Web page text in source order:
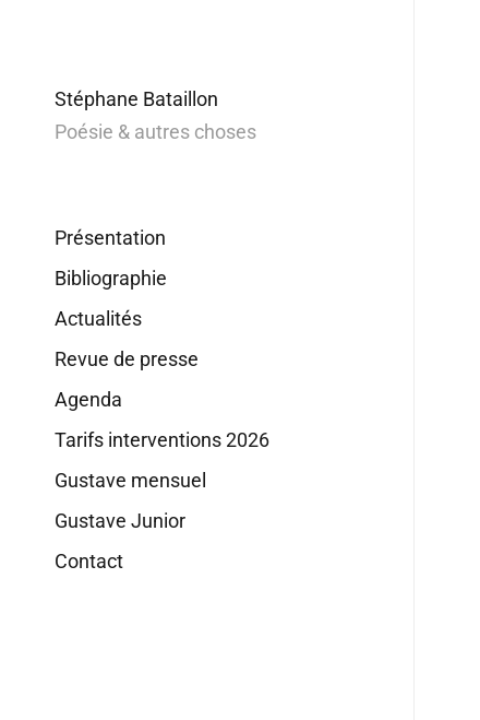
Stéphane Bataillon
Poésie & autres choses
Présentation
Bibliographie
Actualités
Revue de presse
Agenda
Tarifs interventions 2026
Gustave mensuel
Gustave Junior
Contact